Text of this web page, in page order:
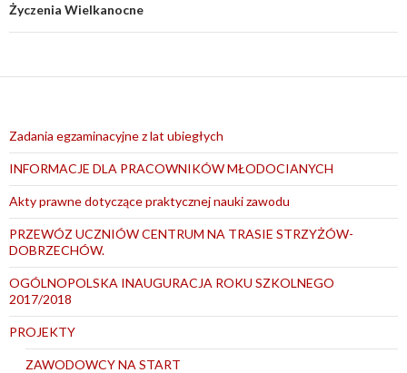
Życzenia Wielkanocne
Zadania egzaminacyjne z lat ubiegłych
INFORMACJE DLA PRACOWNIKÓW MŁODOCIANYCH
Akty prawne dotyczące praktycznej nauki zawodu
PRZEWÓZ UCZNIÓW CENTRUM NA TRASIE STRZYŻÓW-
DOBRZECHÓW.
OGÓLNOPOLSKA INAUGURACJA ROKU SZKOLNEGO
2017/2018
PROJEKTY
ZAWODOWCY NA START